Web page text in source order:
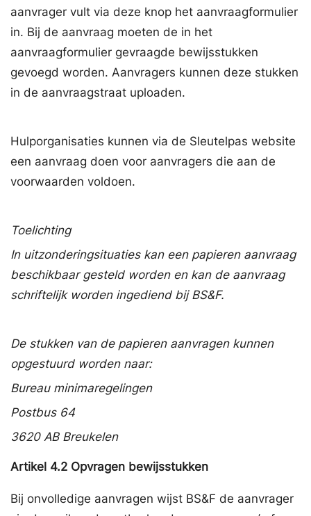
aanvrager vult via deze knop het aanvraagformulier
in. Bij de aanvraag moeten de in het
aanvraagformulier gevraagde bewijsstukken
gevoegd worden. Aanvragers kunnen deze stukken
in de aanvraagstraat uploaden.
Hulporganisaties kunnen via de Sleutelpas website
een aanvraag doen voor aanvragers die aan de
voorwaarden voldoen.
Toelichting
In uitzonderingsituaties kan een papieren aanvraag
beschikbaar gesteld worden en kan de aanvraag
schriftelijk worden ingediend bij BS&F.
De stukken van de papieren aanvragen kunnen
opgestuurd worden naar:
Bureau minimaregelingen
Postbus 64
3620 AB Breukelen
Artikel 4.2 Opvragen bewijsstukken
Bij onvolledige aanvragen wijst BS&F de aanvrager